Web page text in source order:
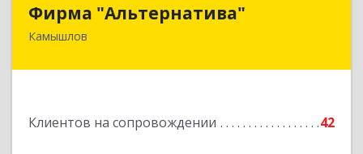
Фирма "Альтернатива"
Камышлов
Клиентов на сопровождении 42
624860, Свердловская обл, Камышлов г, Ленина